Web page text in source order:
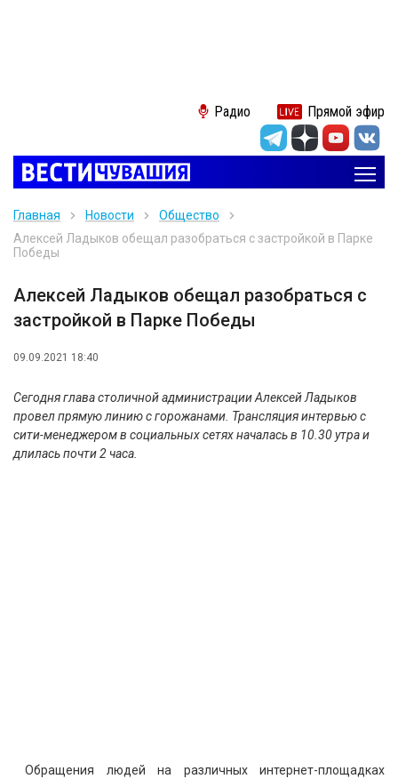
Радио Прямой эфир
Главная Новости
Общество
Алексей Ладыков обещал разобраться с застройкой в Парке
Победы
Алексей Ладыков обещал разобраться с
застройкой в Парке Победы
09.09.2021 18:40
Сегодня глава столичной администрации Алексей Ладыков
провел прямую линию с горожанами. Трансляция интервью с
сити-менеджером в социальных сетях началась в 10.30 утра и
длилась почти 2 часа.
Обращения людей на различных интернет-площадках